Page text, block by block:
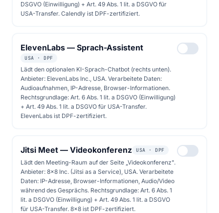
Solaranlagen für
Unternehmen -
Wirtschaftliche Vorteile
und Steuerersparnisse
8-15% erzielen und von massiven
Steuervorteilen profitieren
Kostenlose Beratung
DSGVO (Einwilligung) + Art. 49 Abs. 1 lit. a DSGVO für
USA-Transfer. Calendly ist DPF-zertifiziert.
ElevenLabs — Sprach-Assistent
USA · DPF
Lädt den optionalen KI-Sprach-Chatbot (rechts unten).
Anbieter: ElevenLabs Inc., USA. Verarbeitete Daten:
Audioaufnahmen, IP-Adresse, Browser-Informationen.
Rechtsgrundlage: Art. 6 Abs. 1 lit. a DSGVO (Einwilligung)
+ Art. 49 Abs. 1 lit. a DSGVO für USA-Transfer.
ElevenLabs ist DPF-zertifiziert.
Jitsi Meet — Videokonferenz USA · DPF
Lädt den Meeting-Raum auf der Seite „Videokonferenz".
Anbieter: 8x8 Inc. (Jitsi as a Service), USA. Verarbeitete
Daten: IP-Adresse, Browser-Informationen, Audio/Video
während des Gesprächs. Rechtsgrundlage: Art. 6 Abs. 1
lit. a DSGVO (Einwilligung) + Art. 49 Abs. 1 lit. a DSGVO
für USA-Transfer. 8x8 ist DPF-zertifiziert.